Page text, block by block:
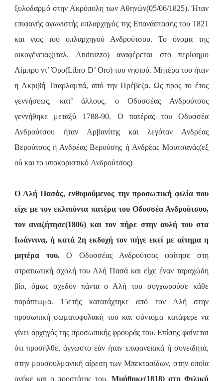
ξυλοδαρμό στην Ακρόπολη των Αθηνών(05/06/1825). Ήταν
επιφανής αγωνιστής οπλαρχηγός της Επανάστασης του 1821
και γιος του οπλαρχηγού Ανδρούτσου. Το όνομα της
οικογένειας(ιταλ. Andruzzo) αναφέρεται στο περίφημο
Λίμπρο ντ’ Όρο(Libro D’ Oro) του νησιού. Μητέρα του ήταν
η Ακριβή Τσαρλαμπά, από την Πρέβεζα. Ως προς το έτος
γεννήσεως, κατ’ άλλους, ο Οδυσσέας Ανδρούτσος
γεννήθηκε μεταξύ 1788-90.
Ο πατέρας του Οδυσσέα
Ανδρούτσου ήταν Αρβανίτης και λεγόταν Ανδρέας
Βερούτσος ή Ανδρέας Βερούσης ή Ανδρέας Μουτσανάς(εξ
ού και το υποκοριστικό Ανδρούτσος)
Ο Αλή Πασάς, ενθυμούμενος την προσωπική φιλία που
είχε με τον εκλιπόντα πατέρα του Οδυσσέα Ανδρούτσου,
τον αναζήτησε(1806) και τον πήρε στην αυλή του στα
Ιωάννινα, ή κατά 2η εκδοχή τον πήγε εκεί με αίτημα η
μητέρα του.
Ο Οδυσσέας Ανδρούτσος φοίτησε στη
στρατιωτική σχολή του Αλή Πασά και είχε έναν ταραχώδη
βίο, όμως σχεδόν πάντα ο Αλή του συγχωρούσε κάθε
παράπτωμα. 15ετής κατατάχτηκε από τον Αλή στην
προσωπική σωματοφυλακή του και σύντομα κατάφερε να
γίνει αρχηγός της προσωπικής φρουράς του. Επίσης φαίνεται
ότι προσήλθε, άγνωστο εάν ήταν επιφανειακά ή συνειδητά,
στην μουσουλμανική αίρεση των Μπεκτασίδων, στην οποία
ανήκε και ο προστάτης του. Μυήθηκε(1818) στη Φιλική